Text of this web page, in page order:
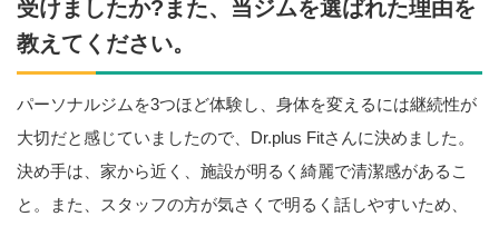
受けましたか?また、当ジムを選ばれた理由を
教えてください。
パーソナルジムを3つほど体験し、身体を変えるには継続性が
大切だと感じていましたので、Dr.plus Fitさんに決めました。
決め手は、家から近く、施設が明るく綺麗で清潔感があるこ
と。また、スタッフの方が気さくで明るく話しやすいため、